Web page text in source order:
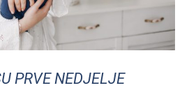
PRVE NEDJELJE